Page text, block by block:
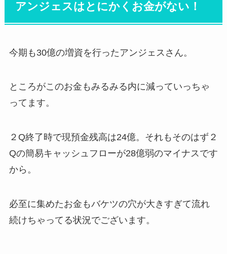
アンジェスはとにかくお金がない！
今期も30億の増資を行ったアンジェスさん。
ところがこのお金もみるみる内に減っていっちゃ
ってます。
２Q終了時で現預金残高は24億。それもそのはず２
Qの簡易キャッシュフローが28億弱のマイナスです
から。
必至に集めたお金もバケツの穴が大きすぎて流れ
続けちゃってる状況でございます。